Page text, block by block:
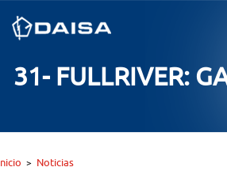
31- FULLRIVER:
Inicio > Noticias